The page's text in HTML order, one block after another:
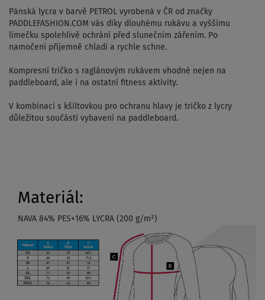
Pánská lycra v barvě PETROL vyrobená v ČR od značky
PADDLEFASHION.COM vás díky dlouhému rukávu a vyššímu
límečku spolehlivě ochrání před slunečním zářením. Po
namočení příjemně chladí a rychle schne.
Kompresní tričko s raglánovým rukávem vhodné nejen na
paddleboard, ale i na ostatní fitness aktivity.
V kombinaci s kšiltovkou pro ochranu hlavy je tričko z lycry
důležitou součástí vybavení na paddleboard.
Materiál:
NAVA 84% PES+16% LYCRA (200 g/m²)